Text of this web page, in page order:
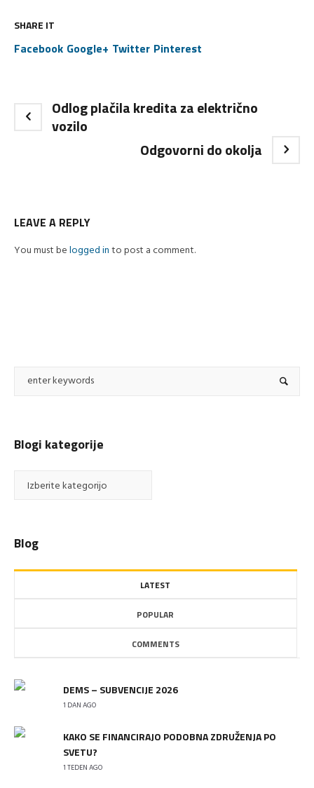
SHARE IT
Facebook Google+ Twitter Pinterest
Odlog plačila kredita za električno
vozilo
Odgovorni do okolja
LEAVE A REPLY
You must belogged into post a comment.
Blogi kategorije
kategorije
Blog
LATEST
POPULAR
COMMENTS
DEMS – SUBVENCIJE 2026
1 DAN AGO
KAKO SE FINANCIRAJO PODOBNA ZDRUŽENJA PO
SVETU?
1 TEDEN AGO